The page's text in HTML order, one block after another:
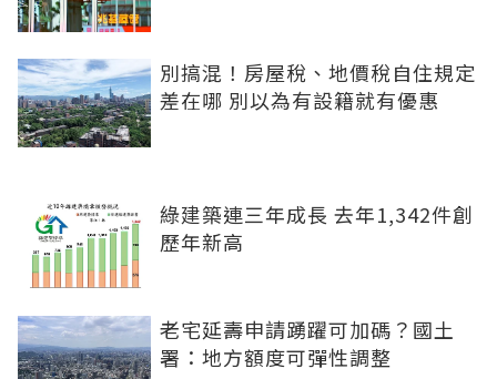
別搞混！房屋稅、地價稅自住規定
差在哪 別以為有設籍就有優惠
綠建築連三年成長 去年1,342件創
歷年新高
老宅延壽申請踴躍可加碼？國土
署：地方額度可彈性調整